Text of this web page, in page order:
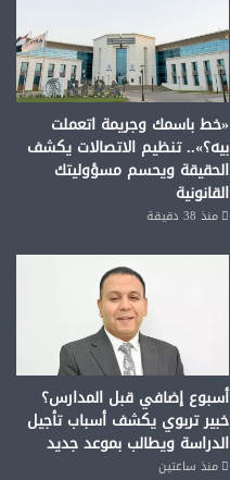
«خط باسمك وجريمة اتعملت
بيه؟».. تنظيم الاتصالات يكشف
الحقيقة ويحسم مسؤوليتك
القانونية
منذ 38 دقيقة
أسبوع إضافي قبل المدارس؟
خبير تربوي يكشف أسباب تأجيل
الدراسة ويطالب بموعد جديد
منذ ساعتين